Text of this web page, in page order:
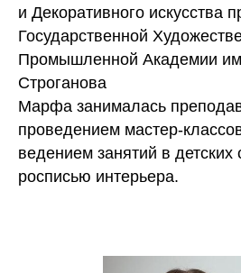
и Декоративного искусства
Государственной
Промышленной Академии
Строганова
Марфа занималась
проведением мастер-
ведением занятий в детских
росписью интерьера.